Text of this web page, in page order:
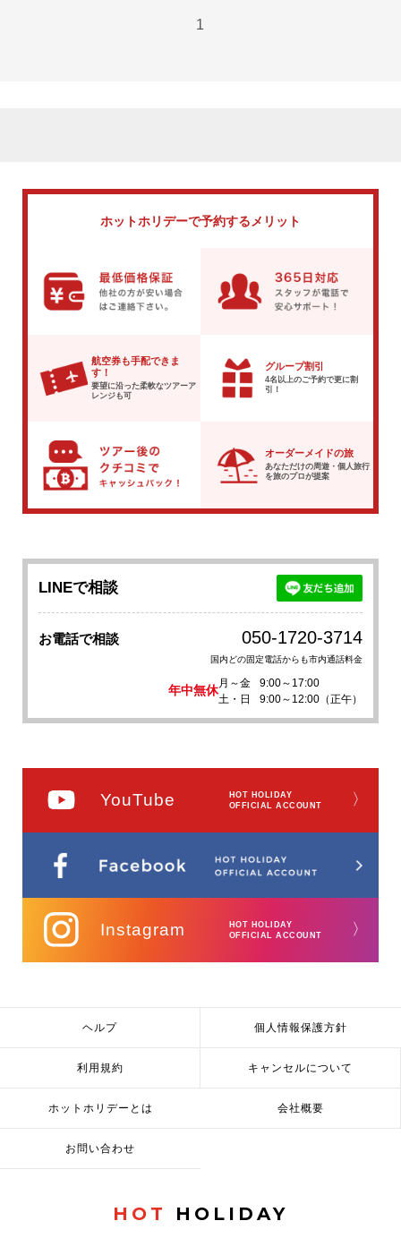
1
ホットホリデーで予約するメリット
航空券も手配できま
す！
要望に沿った柔軟なツアーア
レンジも可
グループ割引
4名以上のご予約で更に割
引！
オーダーメイドの旅
あなただけの周遊・個人旅行
を旅のプロが提案
LINEで相談
お電話で相談 050-1720-3714
国内どの固定電話からも市内通話料金
年中無休
月～金
9:00～17:00
土・日
9:00～12:00（正午）
YouTube
HOT HOLIDAY
OFFICIAL ACCOUNT
〉
Instagram
HOT HOLIDAY
OFFICIAL ACCOUNT
〉
ヘルプ 個人情報保護方針
利用規約 キャンセルについて
ホットホリデーとは 会社概要
お問い合わせ
HOT HOLIDAY